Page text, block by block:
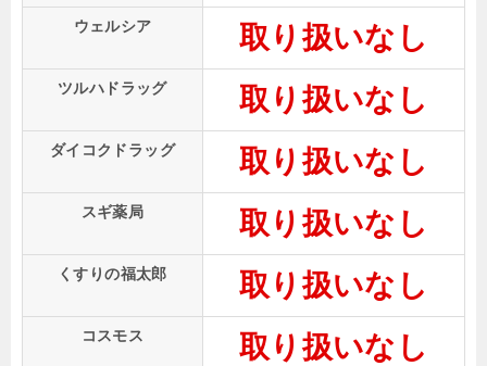
ウェルシア 取り扱いなし
ツルハドラッグ 取り扱いなし
ダイコクドラッグ 取り扱いなし
スギ薬局 取り扱いなし
くすりの福太郎 取り扱いなし
コスモス 取り扱いなし